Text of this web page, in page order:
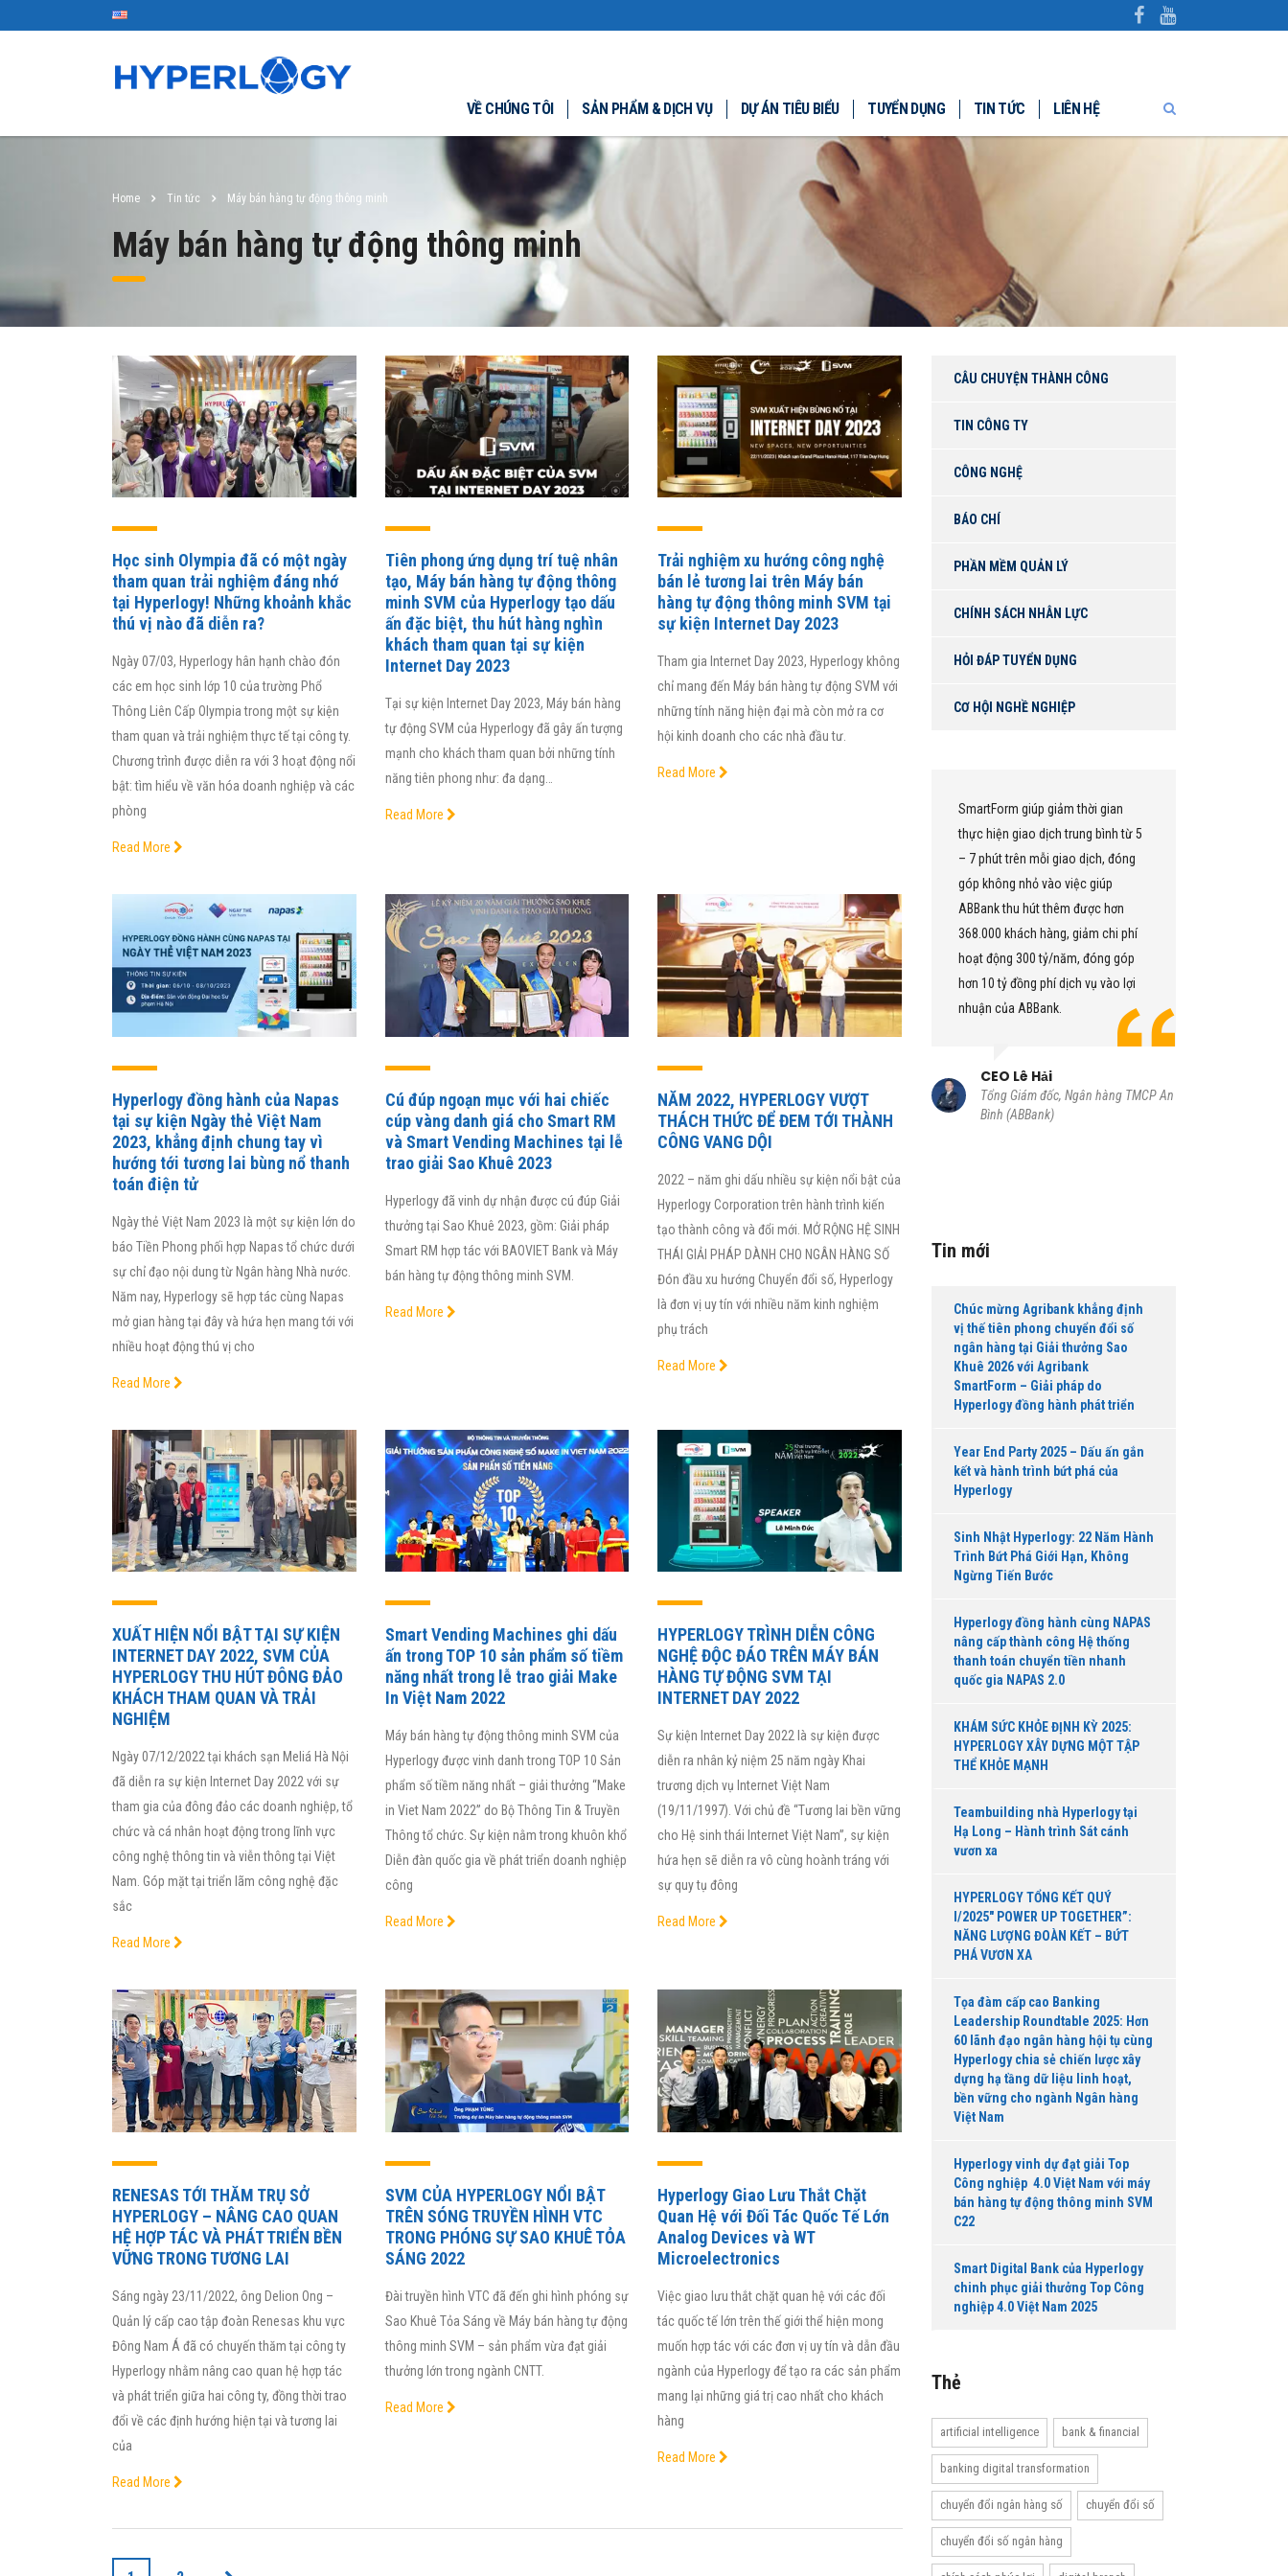
VỀ CHÚNG TÔI SẢN PHẨM & DỊCH VỤ DỰ ÁN TIÊU BIỂU TUYỂN DỤNG TIN TỨC LIÊN HỆ
Home Tin tức Máy bán hàng tự động thông minh
Máy bán hàng tự động thông minh
Học sinh Olympia đã có một ngày
tham quan trải nghiệm đáng nhớ
tại Hyperlogy! Những khoảnh khắc
thú vị nào đã diễn ra?
Ngày 07/03, Hyperlogy hân hạnh chào đón
các em học sinh lớp 10 của trường Phổ
Thông Liên Cấp Olympia trong một sự kiện
tham quan và trải nghiệm thực tế tại công ty.
Chương trình được diễn ra với 3 hoạt động nổi
bật: tìm hiểu về văn hóa doanh nghiệp và các
phòng
Read More
Tiên phong ứng dụng trí tuệ nhân
tạo, Máy bán hàng tự động thông
minh SVM của Hyperlogy tạo dấu
ấn đặc biệt, thu hút hàng nghìn
khách tham quan tại sự kiện
Internet Day 2023
Tại sự kiện Internet Day 2023, Máy bán hàng
tự động SVM của Hyperlogy đã gây ấn tượng
mạnh cho khách tham quan bởi những tính
năng tiên phong như: đa dạng…
Read More
Trải nghiệm xu hướng công nghệ
bán lẻ tương lai trên Máy bán
hàng tự động thông minh SVM tại
sự kiện Internet Day 2023
Tham gia Internet Day 2023, Hyperlogy không
chỉ mang đến Máy bán hàng tự động SVM với
những tính năng hiện đại mà còn mở ra cơ
hội kinh doanh cho các nhà đầu tư.
Read More
Hyperlogy đồng hành của Napas
tại sự kiện Ngày thẻ Việt Nam
2023, khẳng định chung tay vì
hướng tới tương lai bùng nổ thanh
toán điện tử
Ngày thẻ Việt Nam 2023 là một sự kiện lớn do
báo Tiền Phong phối hợp Napas tổ chức dưới
sự chỉ đạo nội dung từ Ngân hàng Nhà nước.
Năm nay, Hyperlogy sẽ hợp tác cùng Napas
mở gian hàng tại đây và hứa hẹn mang tới với
nhiều hoạt động thú vị cho
Read More
Cú đúp ngoạn mục với hai chiếc
cúp vàng danh giá cho Smart RM
và Smart Vending Machines tại lễ
trao giải Sao Khuê 2023
Hyperlogy đã vinh dự nhận được cú đúp Giải
thưởng tại Sao Khuê 2023, gồm: Giải pháp
Smart RM hợp tác với BAOVIET Bank và Máy
bán hàng tự động thông minh SVM.
Read More
NĂM 2022, HYPERLOGY VƯỢT
THÁCH THỨC ĐỂ ĐEM TỚI THÀNH
CÔNG VANG DỘI
2022 – năm ghi dấu nhiều sự kiện nổi bật của
Hyperlogy Corporation trên hành trình kiến
tạo thành công và đổi mới. MỞ RỘNG HỆ SINH
THÁI GIẢI PHÁP DÀNH CHO NGÂN HÀNG SỐ
Đón đầu xu hướng Chuyển đổi số, Hyperlogy
là đơn vị uy tín với nhiều năm kinh nghiệm
phụ trách
Read More
XUẤT HIỆN NỔI BẬT TẠI SỰ KIỆN
INTERNET DAY 2022, SVM CỦA
HYPERLOGY THU HÚT ĐÔNG ĐẢO
KHÁCH THAM QUAN VÀ TRẢI
NGHIỆM
Ngày 07/12/2022 tại khách sạn Meliá Hà Nội
đã diễn ra sự kiện Internet Day 2022 với sự
tham gia của đông đảo các doanh nghiệp, tổ
chức và cá nhân hoạt động trong lĩnh vực
công nghệ thông tin và viễn thông tại Việt
Nam. Góp mặt tại triển lãm công nghệ đặc
sắc
Read More
Smart Vending Machines ghi dấu
ấn trong TOP 10 sản phẩm số tiềm
năng nhất trong lễ trao giải Make
In Việt Nam 2022
Máy bán hàng tự động thông minh SVM của
Hyperlogy được vinh danh trong TOP 10 Sản
phẩm số tiềm năng nhất – giải thưởng “Make
in Viet Nam 2022” do Bộ Thông Tin & Truyền
Thông tổ chức. Sự kiện nằm trong khuôn khổ
Diễn đàn quốc gia về phát triển doanh nghiệp
công
Read More
HYPERLOGY TRÌNH DIỄN CÔNG
NGHỆ ĐỘC ĐÁO TRÊN MÁY BÁN
HÀNG TỰ ĐỘNG SVM TẠI
INTERNET DAY 2022
Sự kiện Internet Day 2022 là sự kiện được
diễn ra nhân kỷ niệm 25 năm ngày Khai
trương dịch vụ Internet Việt Nam
(19/11/1997). Với chủ đề “Tương lai bền vững
cho Hệ sinh thái Internet Việt Nam”, sự kiện
hứa hẹn sẽ diễn ra vô cùng hoành tráng với
sự quy tụ đông
Read More
RENESAS TỚI THĂM TRỤ SỞ
HYPERLOGY – NÂNG CAO QUAN
HỆ HỢP TÁC VÀ PHÁT TRIỂN BỀN
VỮNG TRONG TƯƠNG LAI
Sáng ngày 23/11/2022, ông Delion Ong –
Quản lý cấp cao tập đoàn Renesas khu vực
Đông Nam Á đã có chuyến thăm tại công ty
Hyperlogy nhằm nâng cao quan hệ hợp tác
và phát triển giữa hai công ty, đồng thời trao
đổi về các định hướng hiện tại và tương lai
của
Read More
SVM CỦA HYPERLOGY NỔI BẬT
TRÊN SÓNG TRUYỀN HÌNH VTC
TRONG PHÓNG SỰ SAO KHUÊ TỎA
SÁNG 2022
Đài truyền hình VTC đã đến ghi hình phóng sự
Sao Khuê Tỏa Sáng về Máy bán hàng tự động
thông minh SVM – sản phẩm vừa đạt giải
thưởng lớn trong ngành CNTT.
Read More
Hyperlogy Giao Lưu Thắt Chặt
Quan Hệ với Đối Tác Quốc Tế Lớn
Analog Devices và WT
Microelectronics
Việc giao lưu thắt chặt quan hệ với các đối
tác quốc tế lớn trên thế giới thể hiện mong
muốn hợp tác với các đơn vị uy tín và dẫn đầu
ngành của Hyperlogy để tạo ra các sản phẩm
mang lại những giá trị cao nhất cho khách
hàng
Read More
CÂU CHUYỆN THÀNH CÔNG
TIN CÔNG TY
CÔNG NGHỆ
BÁO CHÍ
PHẦN MỀM QUẢN LÝ
CHÍNH SÁCH NHÂN LỰC
HỎI ĐÁP TUYỂN DỤNG
CƠ HỘI NGHỀ NGHIỆP
Nhờ áp dụng Giải pháp phần mềm
30% trong 3 quý liên tiếp. iHCM
thực sự là phần mềm hiệu quả và
phù hợp với doanh nghiệp Việt.
PGS – TSKH Nguyễn Văn
Viện trưởng, Viện IEIT, Đại học Ngoại
khoản vay (Loan Origination
System – LOS) giúp cắt giảm 15 –
30% chi phí cho ngân hàng, tiết
kiệm tới 30% thời gian, hiệu quả cải
thiện đến 40%.
Giám đốc Ngô Đức Anh
Giám đốc Trung tâm Thẻ Ngân hàng
điện tử, Ngân hàng Bảo Việt
SmartForm giúp giảm thời gian
thực hiện giao dịch trung bình từ 5
– 7 phút trên mỗi giao dịch, đóng
góp không nhỏ vào việc giúp
ABBank thu hút thêm được hơn
368.000 khách hàng, giảm chi phí
hoạt động 300 tỷ/năm, đóng góp
hơn 10 tỷ đồng phí dịch vụ vào lợi
nhuận của ABBank.
CEO Lê Hải
Tổng Giám đốc, Ngân hàng TMCP An
Bình (ABBank)
Tin mới
Chúc mừng Agribank khẳng định
vị thế tiên phong chuyển đổi số
ngân hàng tại Giải thưởng Sao
Khuê 2026 với Agribank
SmartForm – Giải pháp do
Hyperlogy đồng hành phát triển
Year End Party 2025 – Dấu ấn gắn
kết và hành trình bứt phá của
Hyperlogy
Sinh Nhật Hyperlogy: 22 Năm Hành
Trình Bứt Phá Giới Hạn, Không
Ngừng Tiến Bước
Hyperlogy đồng hành cùng NAPAS
nâng cấp thành công Hệ thống
thanh toán chuyển tiền nhanh
quốc gia NAPAS 2.0
KHÁM SỨC KHỎE ĐỊNH KỲ 2025:
HYPERLOGY XÂY DỰNG MỘT TẬP
THỂ KHỎE MẠNH
Teambuilding nhà Hyperlogy tại
Hạ Long – Hành trình Sát cánh
vươn xa
HYPERLOGY TỔNG KẾT QUÝ
I/2025″ POWER UP TOGETHER”:
NĂNG LƯỢNG ĐOÀN KẾT – BỨT
PHÁ VƯƠN XA
Tọa đàm cấp cao Banking
Leadership Roundtable 2025: Hơn
60 lãnh đạo ngân hàng hội tụ cùng
Hyperlogy chia sẻ chiến lược xây
dựng hạ tầng dữ liệu linh hoạt,
bền vững cho ngành Ngân hàng
Việt Nam
Hyperlogy vinh dự đạt giải Top
Công nghiệp 4.0 Việt Nam với máy
bán hàng tự động thông minh SVM
C22
Smart Digital Bank của Hyperlogy
chinh phục giải thưởng Top Công
nghiệp 4.0 Việt Nam 2025
Thẻ
artificial intelligence bank & financial
banking digital transformation
chuyển đổi ngân hàng số chuyển đổi số
chuyển đổi số ngân hàng